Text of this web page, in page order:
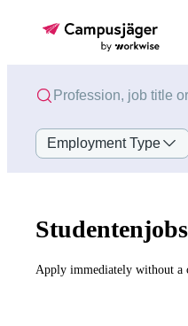
Employment Type
Apply immediately without a